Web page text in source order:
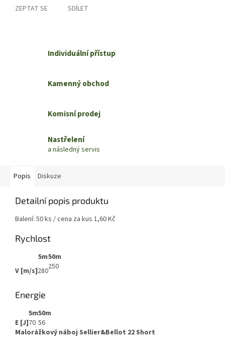
ZEPTAT SE SDÍLET
Individuální přístup
Kamenný obchod
Komisní prodej
Nastřelení
a následný servis
Popis Diskuze
Detailní popis produktu
Balení: 50 ks / cena za kus 1,60 Kč
Rychlost
5m50m
V [m/s]280250
Energie
5m50m
E [J]70 56
Malorážkový náboj Sellier&Bellot 22 Short